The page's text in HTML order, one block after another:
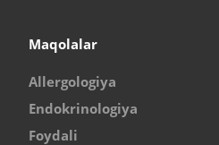
Maqolalar
Allergologiya
Endokrinologiya
Foydali